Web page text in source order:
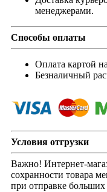
менеджерами.
Способы оплаты
Оплата картой
Безналичный
Условия отгрузки
Важно! Интернет-
сохранности товара
при отправке